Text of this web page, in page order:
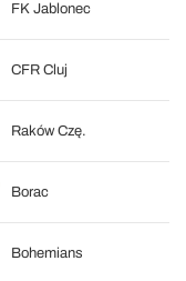
FK Jablonec
CFR Cluj
Raków Czę.
Borac
Bohemians